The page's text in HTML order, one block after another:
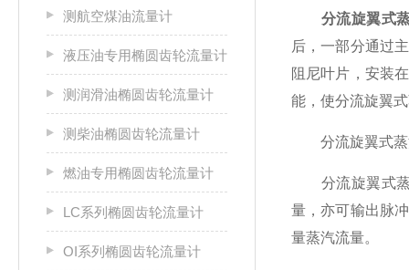
测航空煤油流量计
液压油专用椭圆齿轮流量计
测润滑油椭圆齿轮流量计
测柴油椭圆齿轮流量计
燃油专用椭圆齿轮流量计
LC系列椭圆齿轮流量计
OI系列椭圆齿轮流量计
分流旋翼式
后，一部分通过
阻尼叶片，安装
能，使分流旋翼
分流旋翼式蒸汽
分流旋翼式蒸
量，亦可输出脉
量蒸汽流量。